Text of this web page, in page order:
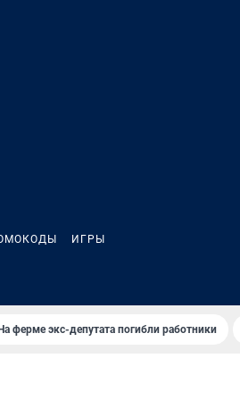
ИГРЫ
На ферме экс-депутата погибли работники